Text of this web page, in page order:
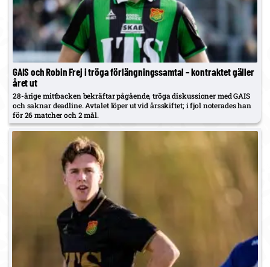
GAIS och Robin Frej i tröga förlängningssamtal – kontraktet gäller
året ut
28-årige mittbacken bekräftar pågående, tröga diskussioner med GAIS
och saknar deadline. Avtalet löper ut vid årsskiftet; i fjol noterades han
för 26 matcher och 2 mål.